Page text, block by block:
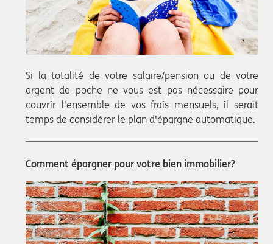
Si la totalité de votre salaire/pension ou de votre
argent de poche ne vous est pas nécessaire pour
couvrir l'ensemble de vos frais mensuels, il serait
temps de considérer le plan d'épargne automatique.
Comment épargner pour votre bien immobilier?